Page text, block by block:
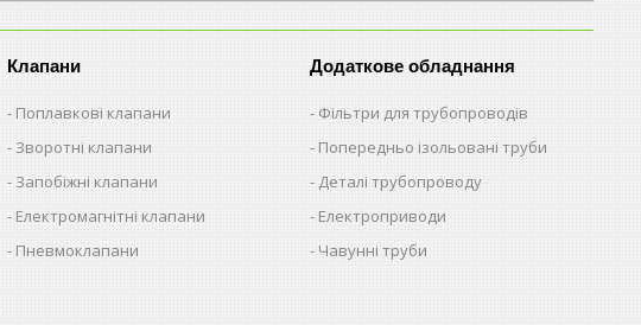
Клапани
Поплавкові клапани
Зворотні клапани
Запобіжні клапани
Електромагнітні клапани
Пневмоклапани
Додаткове обладнання
Фільтри для трубопроводів
Попередньо ізольовані труби
Деталі трубопроводу
Електроприводи
Чавунні труби